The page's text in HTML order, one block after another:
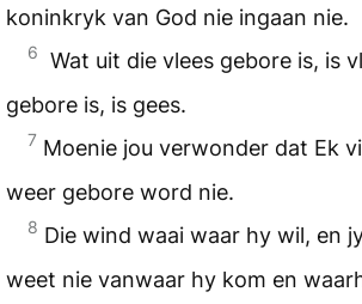
koninkryk van God nie ingaan nie.
6
Wat uit die vlees gebore is, is
gebore is, is gees.
7 Moenie jou verwonder dat Ek
weer gebore word nie.
8 Die wind waai waar hy wil, en
weet nie vanwaar hy kom en